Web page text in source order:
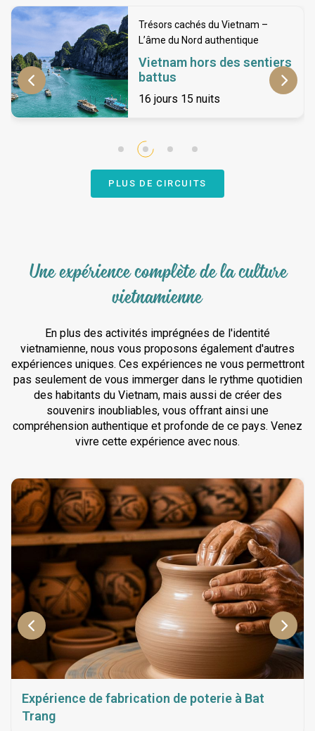
Trésors cachés du Vietnam –
L’âme du Nord authentique
Vietnam hors des sentiers
battus
16 jours 15 nuits
PLUS DE CIRCUITS
Une expérience complète de la culture
vietnamienne
En plus des activités imprégnées de l'identité
vietnamienne, nous vous proposons également d'autres
expériences uniques. Ces expériences ne vous permettront
pas seulement de vous immerger dans le rythme quotidien
des habitants du Vietnam, mais aussi de créer des
souvenirs inoubliables, vous offrant ainsi une
compréhension authentique et profonde de ce pays. Venez
vivre cette expérience avec nous.
Expérience de fabrication de poterie à Bat
Trang